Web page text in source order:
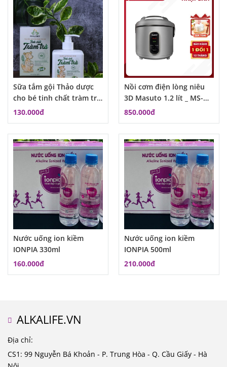
Sữa tắm gội Thảo dược
cho bé tinh chất tràm trà
Maloby
130.000đ
Nồi cơm điện lòng niêu
3D Masuto 1.2 lít _ MS-
RC1200
850.000đ
Nước uống ion kiềm
IONPIA 330ml
160.000đ
Nước uống ion kiềm
IONPIA 500ml
210.000đ
ALKALIFE.VN
Địa chỉ:
CS1: 99 Nguyễn Bá Khoản - P. Trung Hòa - Q. Cầu Giấy - Hà